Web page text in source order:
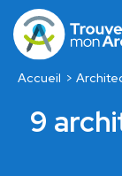
Accueil
9